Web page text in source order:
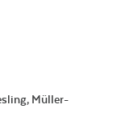
Müller-